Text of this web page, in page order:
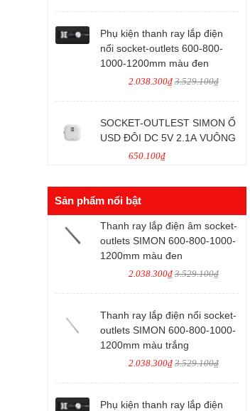
Phụ kiện thanh ray lắp điện
nổi socket-outlets 600-800-
1000-1200mm màu đen
2.038.300₫ 3.529.100₫
SOCKET-OUTLEST SIMON Ổ
USD ĐÔI DC 5V 2.1A VUÔNG
650.100₫
Sản phẩm nổi bật
Thanh ray lắp điện âm socket-
outlets SIMON 600-800-1000-
1200mm màu đen
2.038.300₫ 3.529.100₫
Thanh ray lắp điện nổi socket-
outlets SIMON 600-800-1000-
1200mm màu trắng
2.038.300₫ 3.529.100₫
Phụ kiện thanh ray lắp điện